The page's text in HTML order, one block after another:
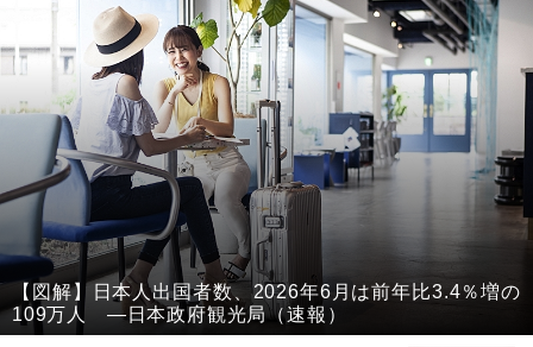
【図解】日本人出国者数、2026年6月は前年比3.4％増の
109万人 ―日本政府観光局（速報）